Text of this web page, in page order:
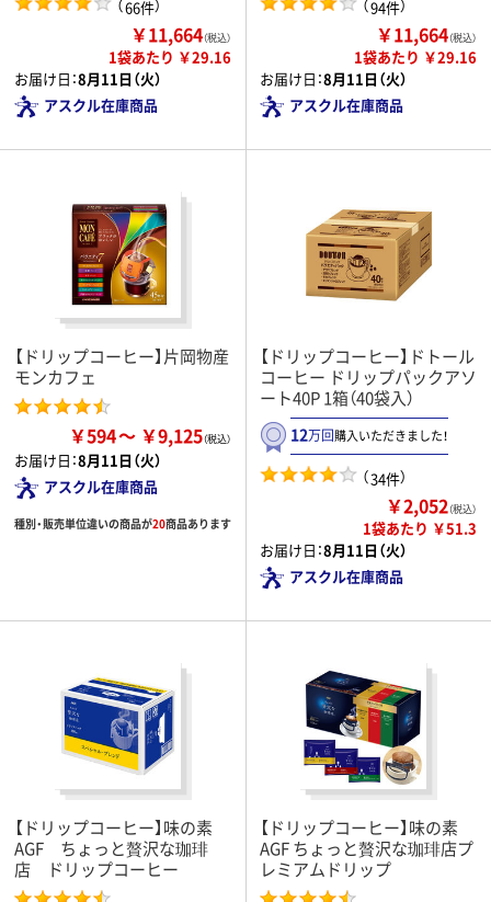
（66件）
￥11,664（税込）
1袋あたり ￥29.16
お届け日：8月11日（火）
アスクル在庫商品
（94件）
￥11,664（税込）
1袋あたり ￥29.16
お届け日：8月11日（火）
アスクル在庫商品
【ドリップコーヒー】片岡物産
モンカフェ
￥594 ￥9,125
お届け日：8月11日（火）
アスクル在庫商品
種別・販売単位違いの商品が20商品あります
【ドリップコーヒー】ドトール
コーヒー ドリップパックアソ
ート40P 1箱（40袋入）
12万回購入いただきました！
（34件）
￥2,052（税込）
1袋あたり ￥51.3
お届け日：8月11日（火）
アスクル在庫商品
【ドリップコーヒー】味の素
AGF ちょっと贅沢な珈琲
店 ドリップコーヒー
【ドリップコーヒー】味の素
AGF ちょっと贅沢な珈琲店プ
レミアムドリップ